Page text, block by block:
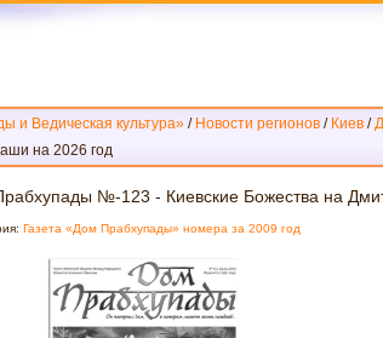
и Ведическая культура» / Новости регионов / Киев /
на 2026 год
№-123 - Киевские Божества на
Газета «Дом Прабхупады» номера за 2009 год